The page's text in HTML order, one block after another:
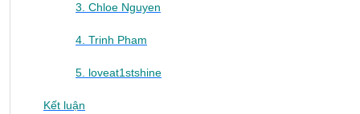
3. Chloe Nguyen
4. Trinh Pham
5. loveat1stshine
Kết luận